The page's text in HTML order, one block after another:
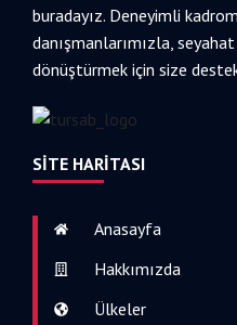
buradayız. Deneyimli
danışmanlarımızla,
dönüştürmek için size
SITE HARITASI
Anasayfa
Hakkımızda
Ülkeler